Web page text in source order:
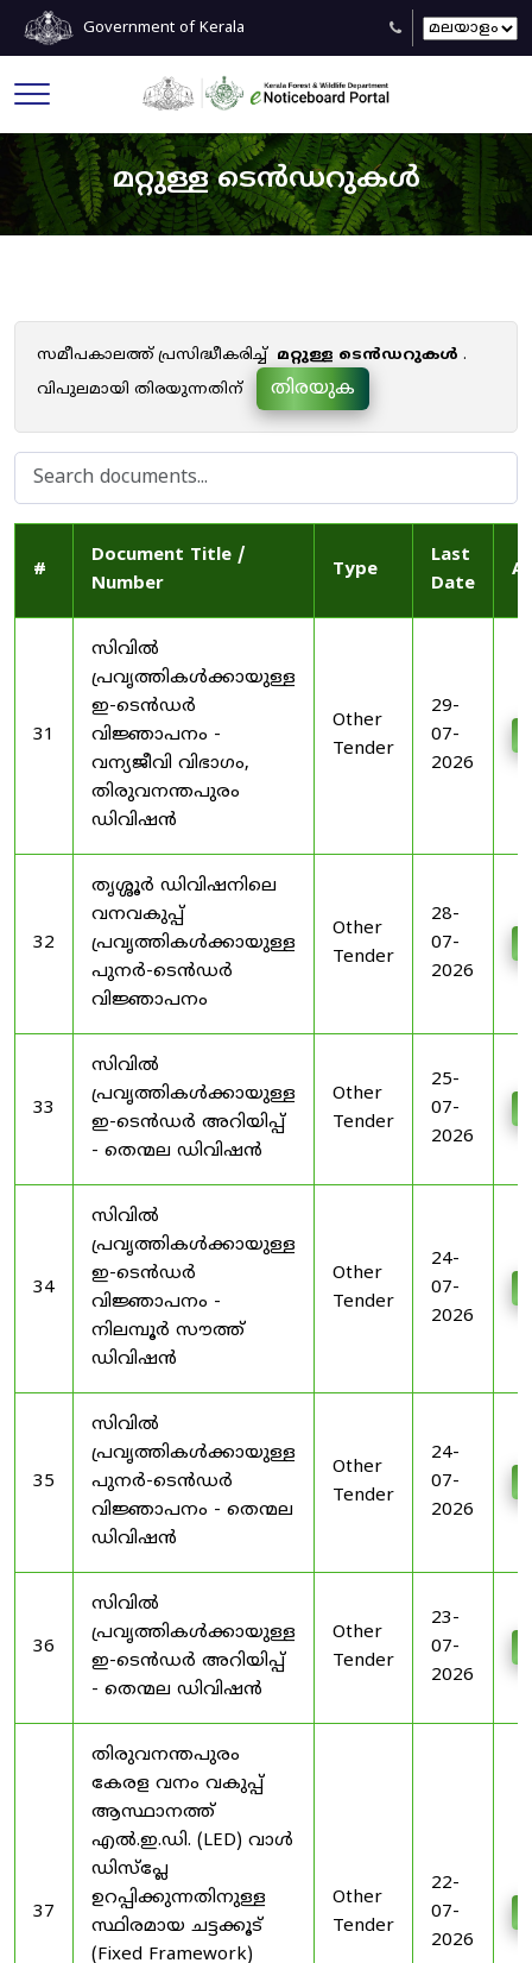
Government of Kerala
മറ്റുള്ള ടെൻഡറുകൾ
സമീപകാലത്ത് പ്രസിദ്ധീകരിച്ച് മറ്റുള്ള ടെൻഡറുകൾ .
വിപുലമായി തിരയുന്നതിന്
തിരയുക
#
Document Title /
Number
Type
Last
Date
31
സിവിൽ
പ്രവൃത്തികൾക്കായുള്ള
ഇ-ടെൻഡർ
വിജ്ഞാപനം -
വന്യജീവി വിഭാഗം,
തിരുവനന്തപുരം
ഡിവിഷൻ
Other
Tender
29-
07-
2026
32
തൃശ്ശൂർ ഡിവിഷനിലെ
വനവകുപ്പ്
പ്രവൃത്തികൾക്കായുള്ള
പുനർ-ടെൻഡർ
വിജ്ഞാപനം
Other
Tender
28-
07-
2026
33
സിവിൽ
പ്രവൃത്തികൾക്കായുള്ള
ഇ-ടെൻഡർ അറിയിപ്പ്
- തെന്മല ഡിവിഷൻ
Other
Tender
25-
07-
2026
34
സിവിൽ
പ്രവൃത്തികൾക്കായുള്ള
ഇ-ടെൻഡർ
വിജ്ഞാപനം -
നിലമ്പൂർ സൗത്ത്
ഡിവിഷൻ
Other
Tender
24-
07-
2026
35
സിവിൽ
പ്രവൃത്തികൾക്കായുള്ള
പുനർ-ടെൻഡർ
വിജ്ഞാപനം - തെന്മല
ഡിവിഷൻ
Other
Tender
24-
07-
2026
36
സിവിൽ
പ്രവൃത്തികൾക്കായുള്ള
ഇ-ടെൻഡർ അറിയിപ്പ്
- തെന്മല ഡിവിഷൻ
Other
Tender
23-
07-
2026
37
തിരുവനന്തപുരം
കേരള വനം വകുപ്പ്
ആസ്ഥാനത്ത്
എൽ.ഇ.ഡി. (LED) വാൾ
ഡിസ്‌പ്ലേ
ഉറപ്പിക്കുന്നതിനുള്ള
സ്ഥിരമായ ചട്ടക്കൂട്
(Fixed Framework)
Other
Tender
22-
07-
2026